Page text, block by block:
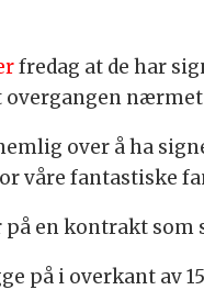
fredag at de har
nærmet
over å ha
våre fantastiske
på en kontrakt
på i overkant av